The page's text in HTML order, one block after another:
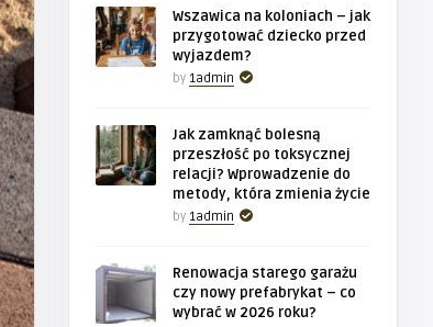
Wszawica na koloniach – jak
przygotować dziecko przed
wyjazdem?
by 1admin
Jak zamknąć bolesną
przeszłość po toksycznej
relacji? Wprowadzenie do
metody, która zmienia życie
by 1admin
Renowacja starego garażu
czy nowy prefabrykat – co
wybrać w 2026 roku?